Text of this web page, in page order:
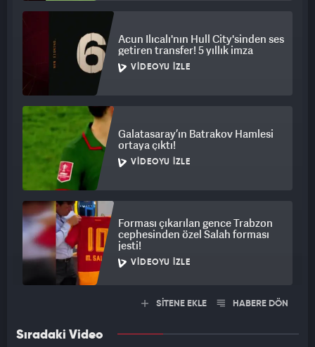
Acun Ilıcalı'nın Hull City'sinden ses
getiren transfer! 5 yıllık imza
VIDEOYU İZLE
Galatasaray’ın Batrakov Hamlesi
ortaya çıktı!
VIDEOYU İZLE
Forması çıkarılan gence Trabzon
cephesinden özel Salah forması
jesti!
VIDEOYU İZLE
SİTENE EKLE HABERE DÖN
Sıradaki Video